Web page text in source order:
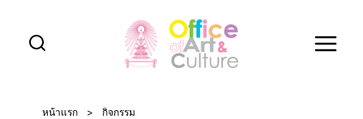
content
หน้าแรก > กิจกรรม